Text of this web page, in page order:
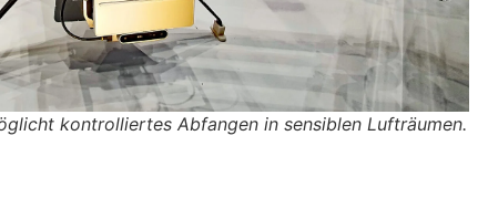
kontrolliertes Abfangen in sensiblen Lufträumen.